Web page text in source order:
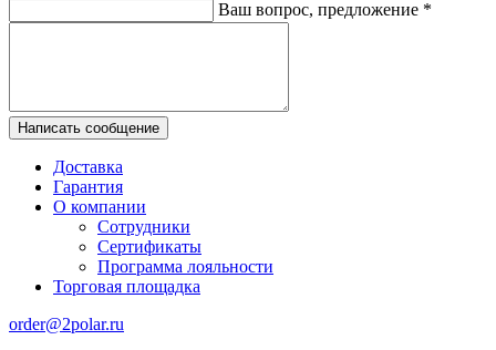
Ваш вопрос, предложение *
Написать сообщение
Доставка
Гарантия
О компании
Сотрудники
Сертификаты
Программа лояльности
Торговая площадка
order@2polar.ru